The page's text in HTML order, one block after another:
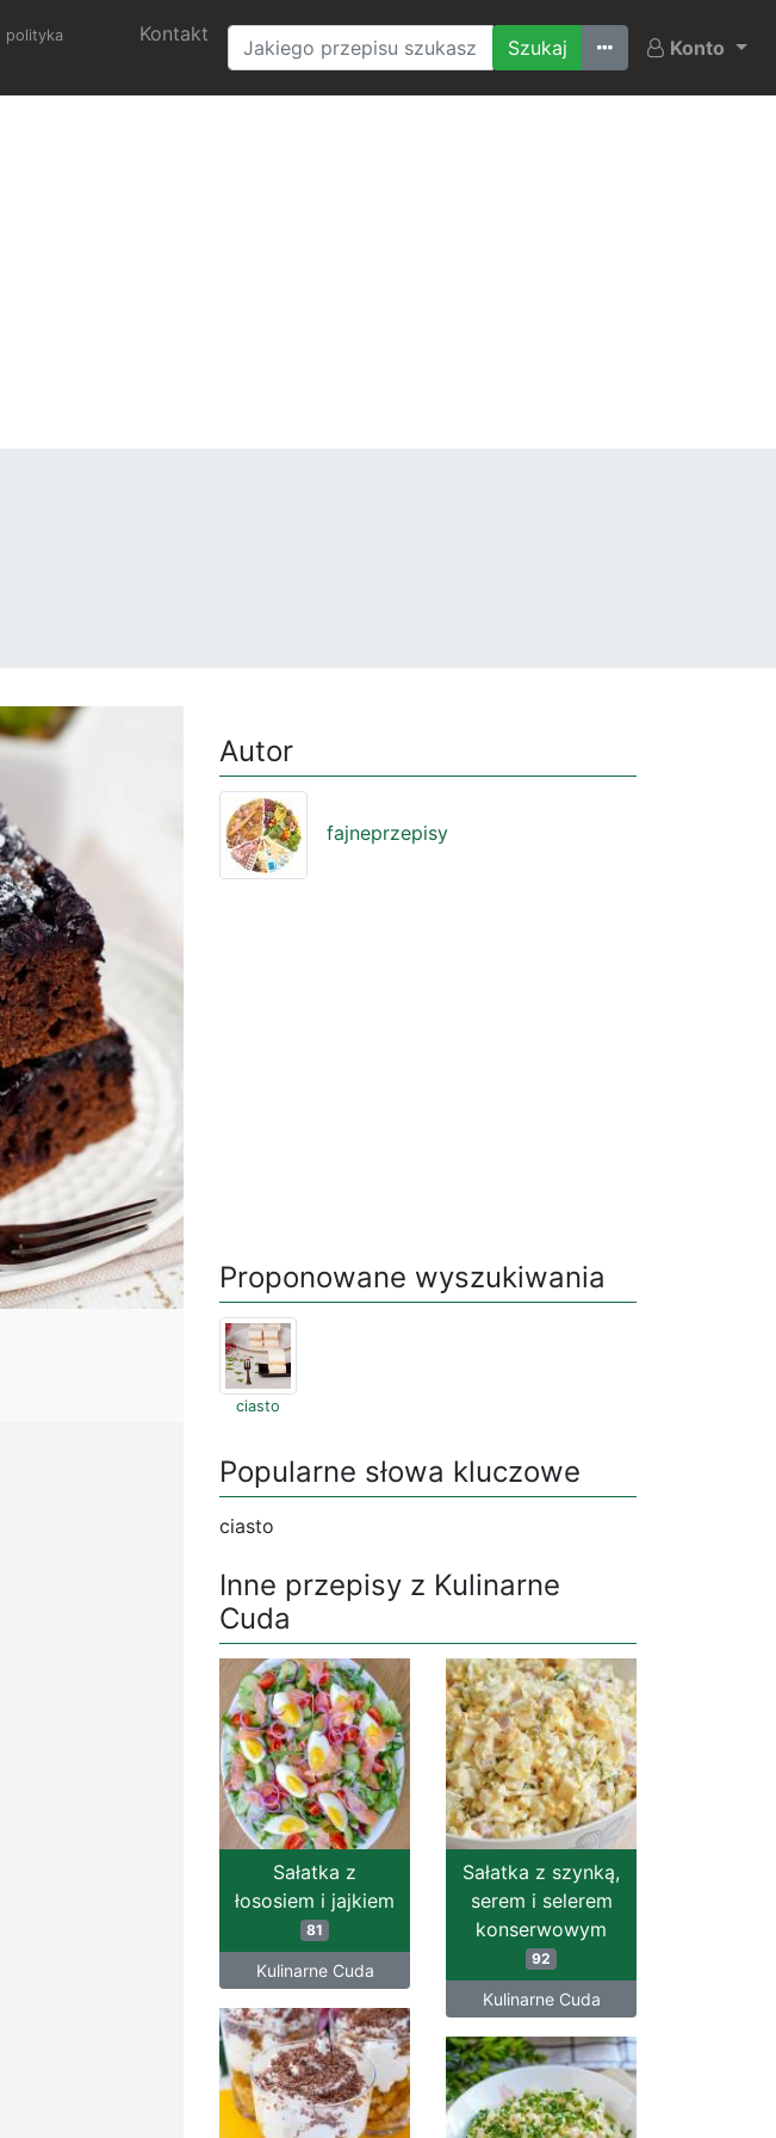
polityka
Kontakt
Ostatnio szukane
Konto
Autor
fajneprzepisy
Proponowane wyszukiwania
ciasto
Popularne słowa kluczowe
ciasto
Inne przepisy z Kulinarne
Cuda
Sałatka z
łososiem i jajkiem
81
Kulinarne Cuda
Sałatka z szynką,
serem i selerem
konserwowym
92
Kulinarne Cuda